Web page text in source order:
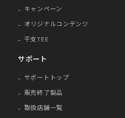
キャンペーン
オリジナルコンテンツ
干支TEE
サポート
サポートトップ
販売終了製品
取扱店舗一覧